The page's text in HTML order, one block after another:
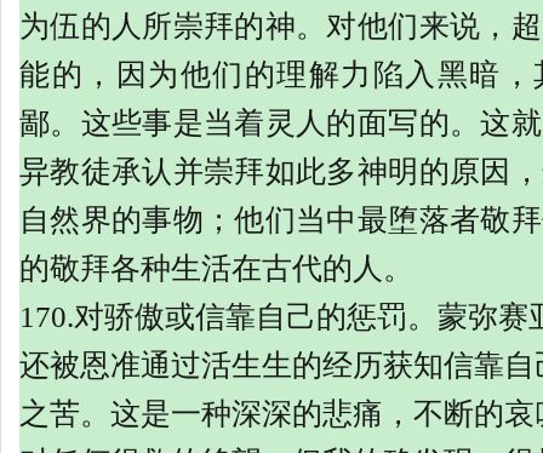
为伍的人所崇拜的神。对他们来说，
能的，因为他们的理解力陷入黑暗，
鄙。这些事是当着灵人的面写的。这
异教徒承认并崇拜如此多神明的原因
自然界的事物；他们当中最堕落者敬
的敬拜各种生活在古代的人。
170.对骄傲或信靠自己的惩罚。蒙弥赛
还被恩准通过活生生的经历获知信靠
之苦。这是一种深深的悲痛，不断的